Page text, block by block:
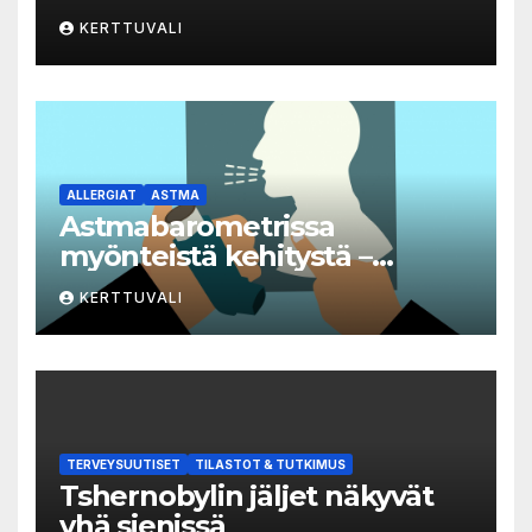
aiheuttaman taudin
yleisvaarallisten
tartuntatautien luetteloon
KERTTUVALI
ALLERGIAT ASTMA
Astmabarometrissa
myönteistä kehitystä –
astman seurantaa edelleen
kehitettävä
KERTTUVALI
TERVEYSUUTISET TILASTOT & TUTKIMUS
Tshernobylin jäljet näkyvät